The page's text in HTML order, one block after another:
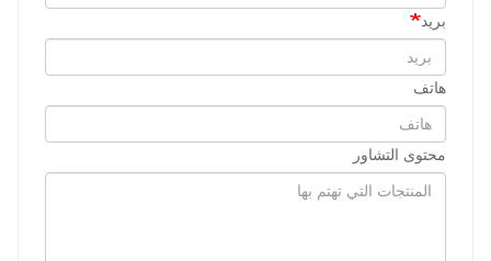
بريد
هاتف
محتوى التشاور